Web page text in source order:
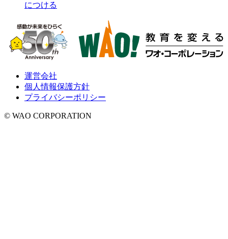
につける
運営会社
個人情報保護方針
プライバシーポリシー
© WAO CORPORATION